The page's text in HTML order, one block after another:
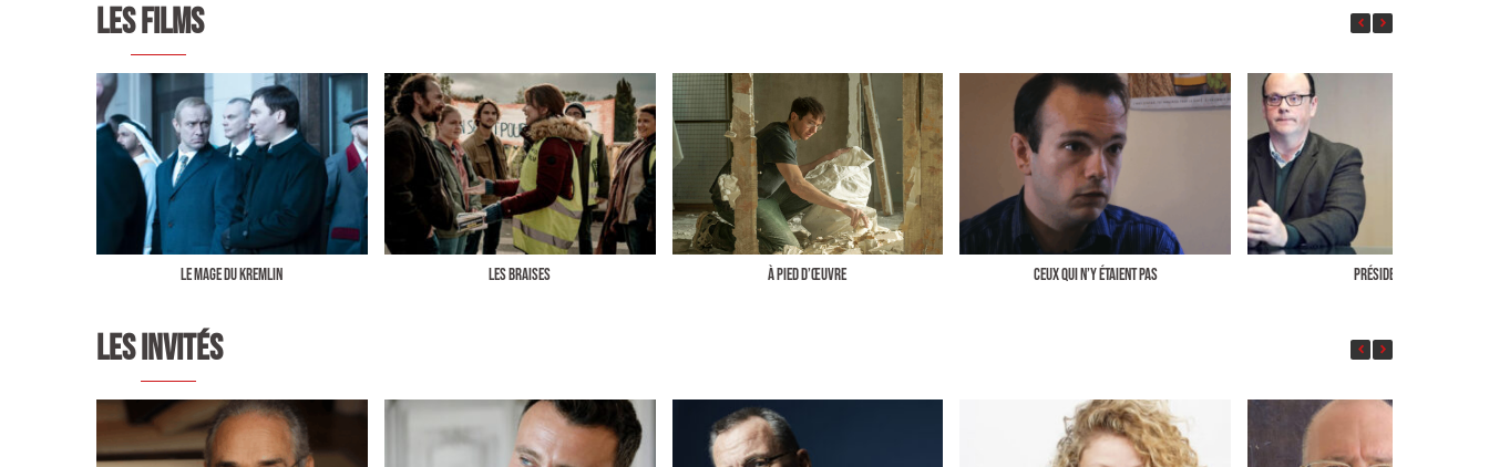
LES FILMS
LE MAGE DU KREMLIN LES BRAISES À PIED D’ŒUVRE CEUX QUI N’Y ÉTAIENT PAS PRÉSIDENTS
LES INVITÉS